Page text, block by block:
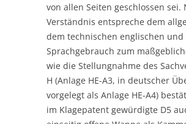
von allen Seiten geschlossen sei.
Verständnis entspreche dem
dem technischen englischen und
Sprachgebrauch zum
wie die Stellungnahme des
H (Anlage HE-A3, in deutscher
vorgelegt als Anlage HE-A4)
im Klagepatent gewürdigte D5